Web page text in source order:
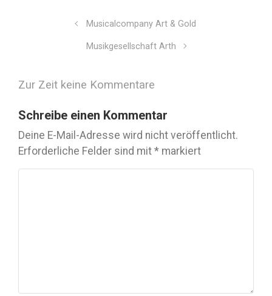
Musicalcompany Art & Gold
Musikgesellschaft Arth
Zur Zeit keine Kommentare
Schreibe einen Kommentar
Deine E-Mail-Adresse wird nicht veröffentlicht.
Erforderliche Felder sind mit * markiert